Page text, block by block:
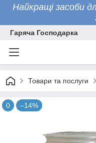
Найкращі засоби
Гаряча Господарка
Товари та послуги
0 –14%